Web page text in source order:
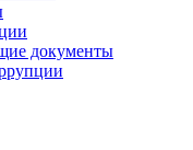
документы